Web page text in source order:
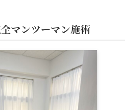
マンツーマン施術